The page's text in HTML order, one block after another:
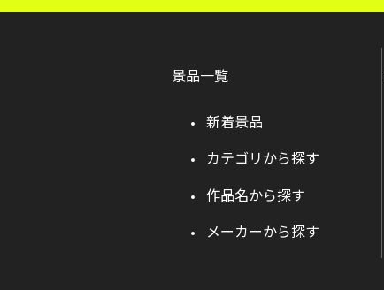
景品一覧
新着景品
カテゴリから探す
作品名から探す
メーカーから探す